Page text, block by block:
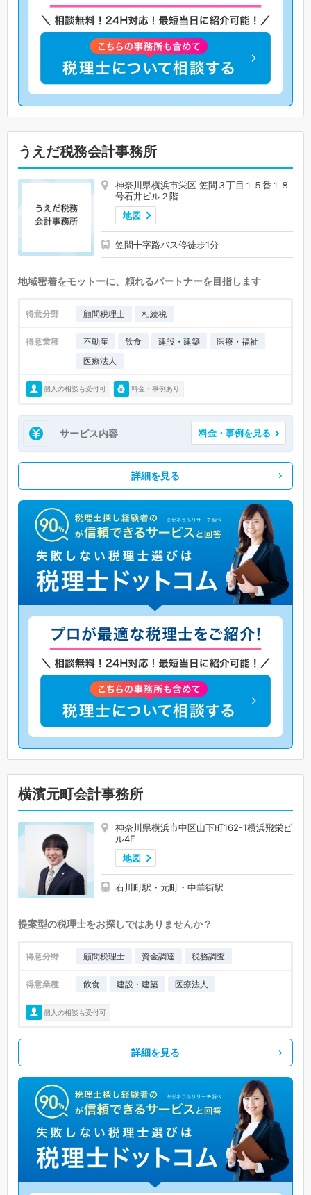
うえだ税務会計事務所
神奈川県横浜市栄区 笠間３丁目１５番１８
号石井ビル２階
地図
笠間十字路バス停徒歩1分
地域密着をモットーに、頼れるパートナーを目指します
得意分野 顧問税理士 相続税
得意業種 不動産 飲食 建設・建築
医療・福祉
医療法人
個人の相談も受付可 料金・事例あり
サービス内容 料金・事例を見る
詳細を見る
横濱元町会計事務所
神奈川県横浜市中区山下町162-1横浜飛栄ビ
ル4F
地図
石川町駅・元町・中華街駅
提案型の税理士をお探しではありませんか？
得意分野 顧問税理士 資金調達 税務調査
得意業種 飲食 建設・建築 医療法人
個人の相談も受付可
詳細を見る